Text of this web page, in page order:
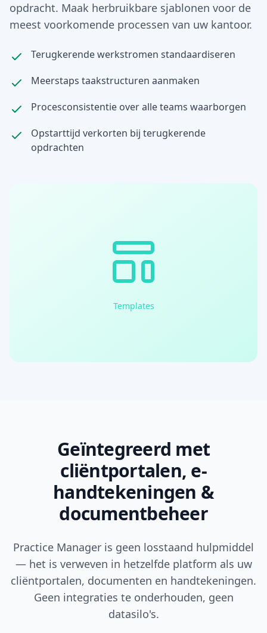
opdracht. Maak herbruikbare sjablonen voor de
meest voorkomende processen van uw kantoor.
Terugkerende werkstromen standaardiseren
Meerstaps taakstructuren aanmaken
Procesconsistentie over alle teams waarborgen
Opstarttijd verkorten bij terugkerende
opdrachten
Templates
Geïntegreerd met
cliëntportalen, e-
handtekeningen &
documentbeheer
Practice Manager is geen losstaand hulpmiddel
— het is verweven in hetzelfde platform als uw
cliëntportalen, documenten en handtekeningen.
Geen integraties te onderhouden, geen
datasilo's.